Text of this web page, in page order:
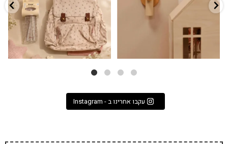
עקבו אחרינו ב - Instagram